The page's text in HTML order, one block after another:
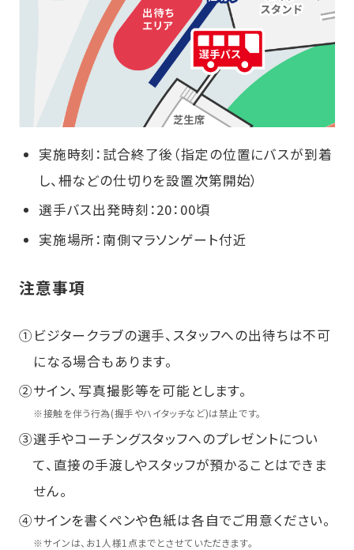
実施時刻：試合終了後（指定の位置にバスが到着
し、柵などの仕切りを設置次第開始）
選手バス出発時刻：20：00頃
実施場所：南側マラソンゲート付近
注意事項
① ビジタークラブの選手、スタッフへの出待ちは不可
になる場合もあります。
②サイン、写真撮影等を可能とします。
※接触を伴う行為(握手やハイタッチなど)は禁止です。
③選手やコーチングスタッフへのプレゼントについ
て、直接の手渡しやスタッフが預かることはできま
せん。
④サインを書くペンや色紙は各自でご用意ください。
※サインは、お1人様1点までとさせていただきます。